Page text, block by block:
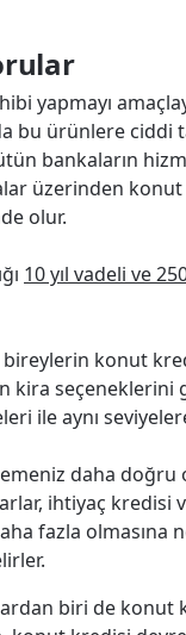
yapmayı
bu ürünlere ciddi
bankaların
üzerinden
olur.
10 yıl vadeli ve
konut
kira
ile aynı
daha
ihtiyaç kredisi
fazla olmasına
biri de konut